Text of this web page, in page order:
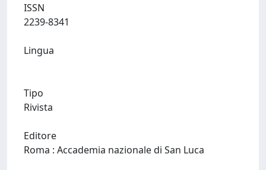
ISSN
Lingua
Tipo
Rivista
Editore